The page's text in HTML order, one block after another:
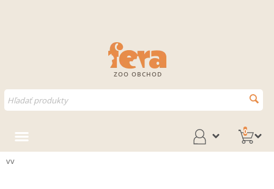
ZOO OBCHOD
0
vv